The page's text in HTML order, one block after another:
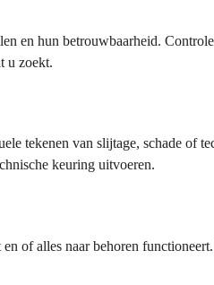
en hun betrouwbaarheid.
u zoekt.
tekenen van slijtage, schade of
keuring uitvoeren.
of alles naar behoren